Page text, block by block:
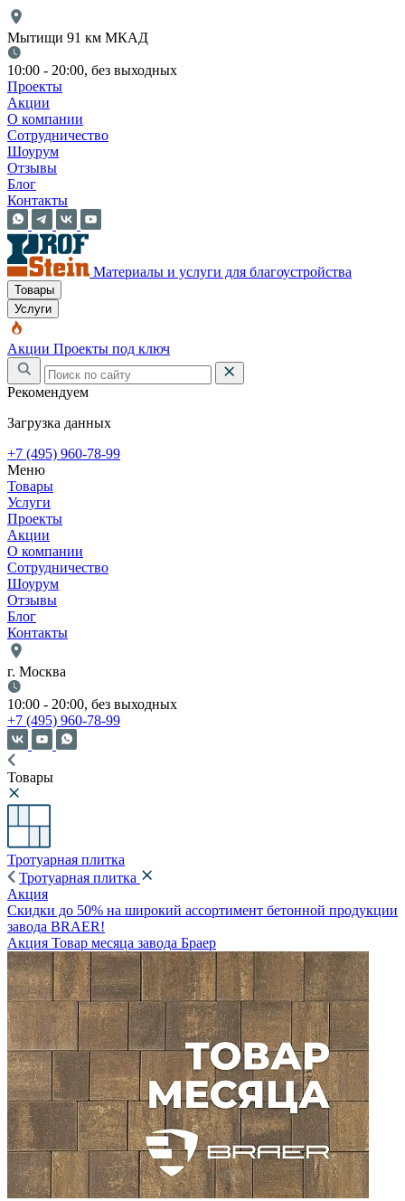
Мытищи 91 км МКАД
10:00 - 20:00, без выходных
Проекты
Акции
О компании
Сотрудничество
Шоурум
Отзывы
Блог
Контакты
Материалы и услуги для благоустройства
Товары
Услуги
Акции Проекты под ключ
Рекомендуем
Загрузка данных
+7 (495) 960-78-99
Меню
Товары
Услуги
Проекты
Акции
О компании
Сотрудничество
Шоурум
Отзывы
Блог
Контакты
г. Москва
10:00 - 20:00, без выходных
+7 (495) 960-78-99
Товары
Тротуарная плитка
Тротуарная плитка
Акция
Скидки до 50% на широкий ассортимент бетонной продукции
завода BRAER!
Акция Товар месяца завода Браер